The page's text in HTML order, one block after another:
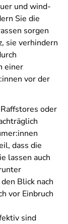
und wind-
Sie die
sorgen
sie verhindern
einer
vor der
oder
dass die
lassen auch
Blick nach
vor Einbruch
sind